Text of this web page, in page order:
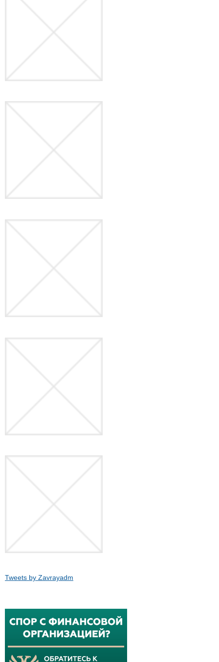
Tweets by Zavrayadm